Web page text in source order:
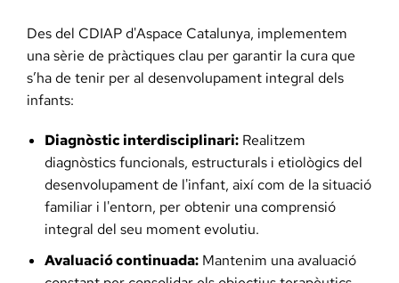
Des del CDIAP d'Aspace Catalunya, implementem
una sèrie de pràctiques clau per garantir la cura que
s’ha de tenir per al desenvolupament integral dels
infants:
Diagnòstic interdisciplinari:Realitzem
diagnòstics funcionals, estructurals i etiològics del
desenvolupament de l'infant, així com de la situació
familiar i l'entorn, per obtenir una comprensió
integral del seu moment evolutiu.
Avaluació continuada:Mantenim una avaluació